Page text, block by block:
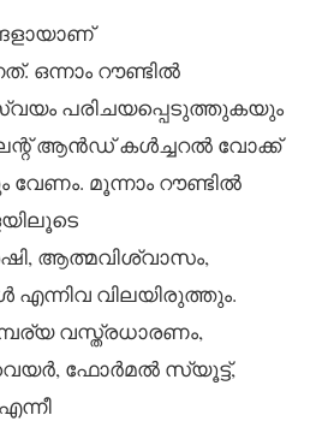
ഒന്നാം റൗണ്ടിൽ
പരിചയപ്പെടുത്തുകയും
ആൻഡ് കൾച്ചറൽ വോക്ക്
മൂന്നാം റൗണ്ടിൽ
ആത്മവിശ്വാസം,
വിലയിരുത്തും.
വസ്ത്രധാരണം,
ഫോർമൽ സ്യൂട്ട്,